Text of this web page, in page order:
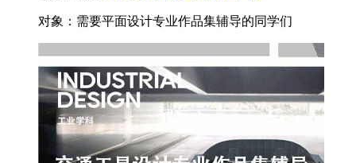
对象： 需要平面设计专业作品集辅导的同学们